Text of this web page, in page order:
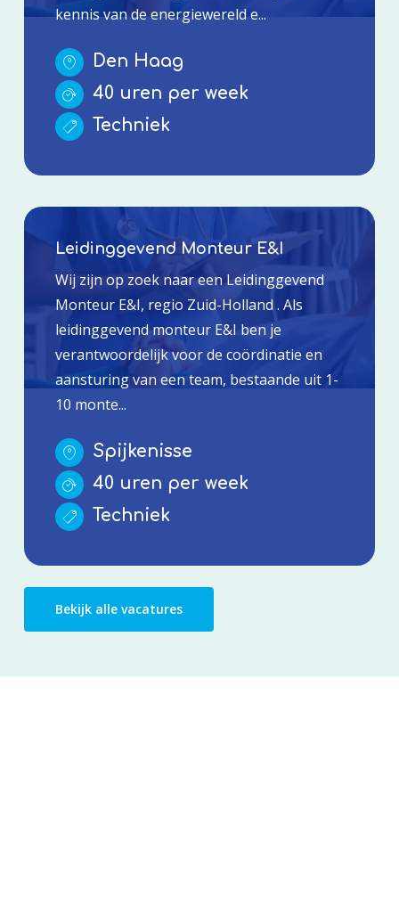
kennis van de energiewereld e...
Den Haag
40 uren per week
Techniek
Leidinggevend Monteur E&I
Wij zijn op zoek naar een Leidinggevend
Monteur E&I, regio Zuid-Holland . Als
leidinggevend monteur E&I ben je
verantwoordelijk voor de coördinatie en
aansturing van een team, bestaande uit 1-
10 monte...
Spijkenisse
40 uren per week
Techniek
Bekijk alle vacatures